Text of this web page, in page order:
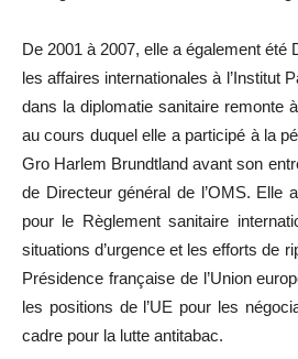
De 2001 à 2007, elle a également été
les affaires internationales à l’Institut
dans la diplomatie sanitaire remonte
au cours duquel elle a participé à la
Gro Harlem Brundtland avant son
de Directeur général de l’OMS. Elle
pour le Règlement sanitaire
situations d’urgence et les efforts de
Présidence française de l’Union
les positions de l’UE pour les
cadre pour la lutte antitabac.